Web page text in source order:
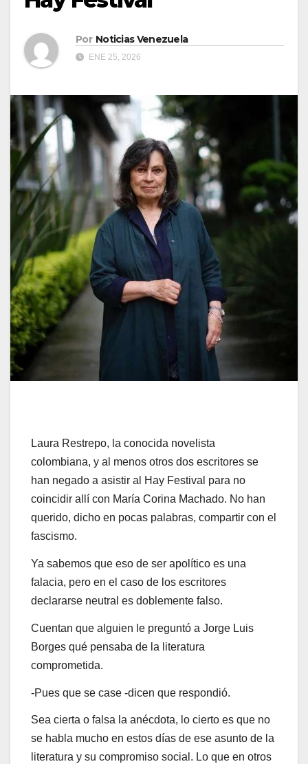
Por Noticias Venezuela
ENE 25, 2026
Laura Restrepo, la conocida novelista
colombiana, y al menos otros dos escritores se
han negado a asistir al Hay Festival para no
coincidir allí con María Corina Machado. No han
querido, dicho en pocas palabras, compartir con el
fascismo.
Ya sabemos que eso de ser apolítico es una
falacia, pero en el caso de los escritores
declararse neutral es doblemente falso.
Cuentan que alguien le preguntó a Jorge Luis
Borges qué pensaba de la literatura
comprometida.
-Pues que se case -dicen que respondió.
Sea cierta o falsa la anécdota, lo cierto es que no
se habla mucho en estos días de ese asunto de la
literatura y su compromiso social. Lo que en otros